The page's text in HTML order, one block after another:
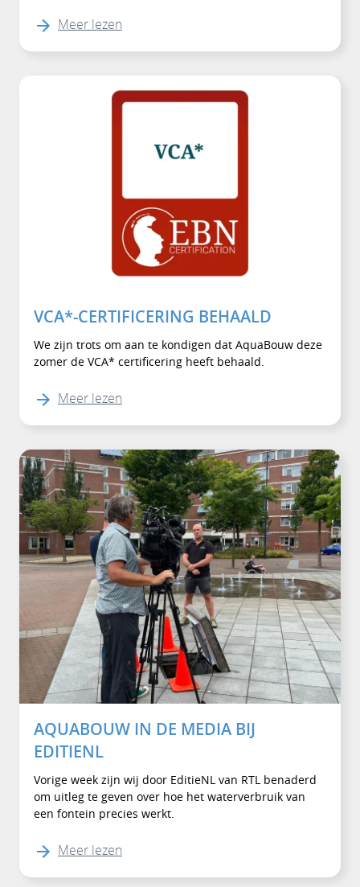
Meer lezen
VCA*-CERTIFICERING BEHAALD
We zijn trots om aan te kondigen dat AquaBouw deze
zomer de VCA* certificering heeft behaald.
Meer lezen
AQUABOUW IN DE MEDIA BIJ
EDITIENL
Vorige week zijn wij door EditieNL van RTL benaderd
om uitleg te geven over hoe het waterverbruik van
een fontein precies werkt.
Meer lezen